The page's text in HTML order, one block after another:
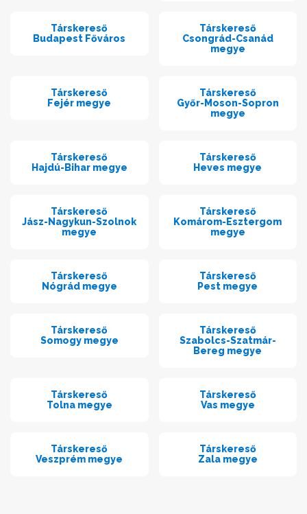
Társkereső
Budapest Főváros
Társkereső
Csongrád-Csanád
megye
Társkereső
Fejér megye
Társkereső
Győr-Moson-Sopron
megye
Társkereső
Hajdú-Bihar megye
Társkereső
Heves megye
Társkereső
Jász-Nagykun-Szolnok
megye
Társkereső
Komárom-Esztergom
megye
Társkereső
Nógrád megye
Társkereső
Pest megye
Társkereső
Somogy megye
Társkereső
Szabolcs-Szatmár-
Bereg megye
Társkereső
Tolna megye
Társkereső
Vas megye
Társkereső
Veszprém megye
Társkereső
Zala megye